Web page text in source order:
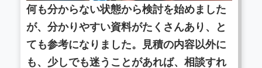
何も分からない状態から検討を始めました
が、分かりやすい資料がたくさんあり、と
ても参考になりました。見積の内容以外に
も、少しでも迷うことがあれば、相談すれ